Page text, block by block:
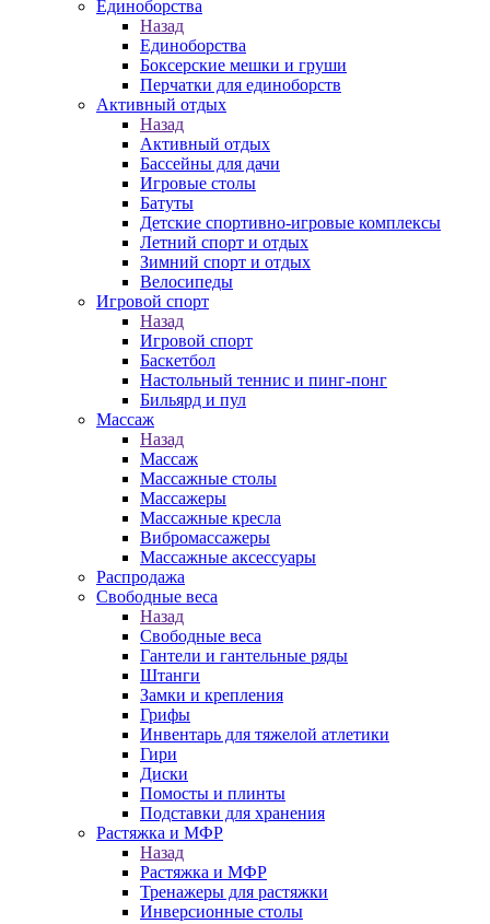
Единоборства
Назад
Единоборства
Боксерские мешки и груши
Перчатки для единоборств
Активный отдых
Назад
Активный отдых
Бассейны для дачи
Игровые столы
Батуты
Детские спортивно-игровые комплексы
Летний спорт и отдых
Зимний спорт и отдых
Велосипеды
Игровой спорт
Назад
Игровой спорт
Баскетбол
Настольный теннис и пинг-понг
Бильярд и пул
Массаж
Назад
Массаж
Массажные столы
Массажеры
Массажные кресла
Вибромассажеры
Массажные аксессуары
Распродажа
Свободные веса
Назад
Свободные веса
Гантели и гантельные ряды
Штанги
Замки и крепления
Грифы
Инвентарь для тяжелой атлетики
Гири
Диски
Помосты и плинты
Подставки для хранения
Растяжка и МФР
Назад
Растяжка и МФР
Тренажеры для растяжки
Инверсионные столы